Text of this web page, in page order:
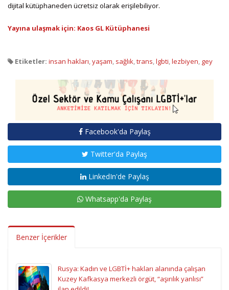
dijital kütüphaneden ücretsiz olarak erişilebiliyor.
Yayına ulaşmak için: Kaos GL Kütüphanesi
Etiketler: insan hakları,yaşam, sağlık,trans,lgbti,lezbiyen, gey
Facebook'da Paylaş
Twitter'da Paylaş
LinkedIn'de Paylaş
Whatsapp'da Paylaş
Benzer İçerikler
Rusya: Kadın ve LGBTİ+ hakları alanında çalışan
Kuzey Kafkasya merkezli örgüt, “aşırılık yanlısı”